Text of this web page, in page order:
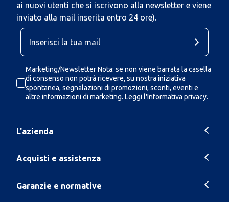
ai nuovi utenti che si iscrivono alla newsletter e viene
inviato alla mail inserita entro 24 ore).
Marketing/Newsletter Nota: se non viene barrata la casella
di consenso non potrà ricevere, su nostra iniziativa
spontanea, segnalazioni di promozioni, sconti, eventi e
altre informazioni di marketing. Leggi l'Informativa privacy.
L'azienda
Acquisti e assistenza
Garanzie e normative